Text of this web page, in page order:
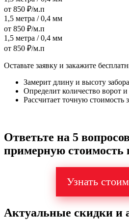
от 850 ₽/м.п
1,5 метра / 0,4 мм
от 850 ₽/м.п
1,5 метра / 0,4 мм
от 850 ₽/м.п
Оставьте заявку и закажите
Замерит длину и высоту забора
Определит количество ворот
Рассчитает точную стоимость
Ответьте на 5
примерную стоимость
Узнать
Актуальные скидки и